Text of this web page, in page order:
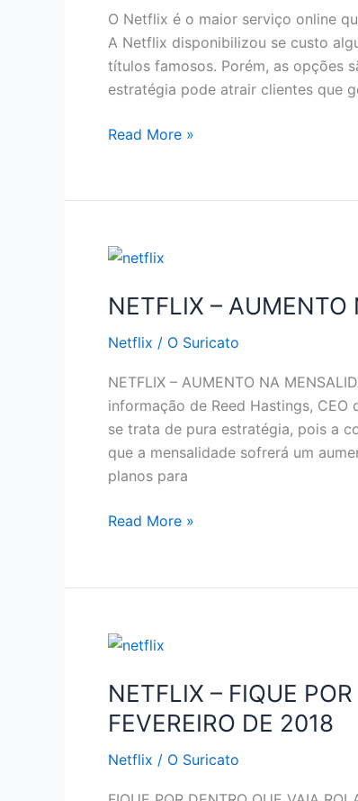
2019
O Netflix é o maior serviço online
A Netflix disponibilizou se custo
títulos famosos. Porém, as opções
estratégia pode atrair clientes que
NETFLIX
ASSISTIR
DE
Read More »
NETFLIX – AUMENTO
Netflix / O Suricato
NETFLIX – AUMENTO NA
informação de Reed Hastings,
se trata de pura estratégia, pois a
que a mensalidade sofrerá um
planos para
NETFLIX
NA
Read More »
NETFLIX – FIQUE
FEVEREIRO DE 2018
Netflix / O Suricato